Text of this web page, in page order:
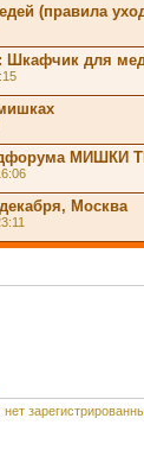
(правила
Шкафчик для
МИШКИ
Москва